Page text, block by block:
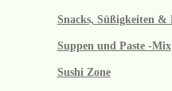
Snacks, Süßigkeiten &
Suppen und Paste -Mix
Sushi Zone